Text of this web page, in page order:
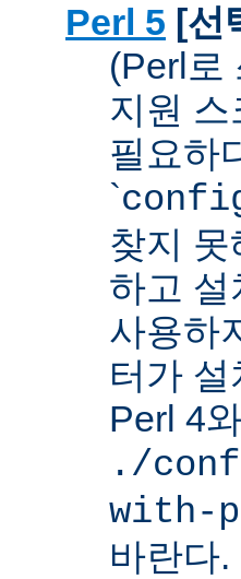
Perl 5 [선
(Perl로
지원
필요하
`
찾지
하고
사용하
터가
Perl 4
./
with-
바란다.